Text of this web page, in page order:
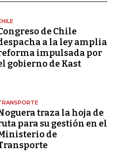
de Chile
a la ley amplia
impulsada por
gobierno de Kast
traza la hoja de
para su gestión en el
de